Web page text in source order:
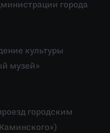
города
культуры
музей»
городским